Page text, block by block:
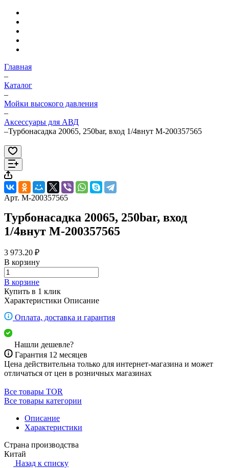
Главная
–
Каталог
–
Мойки высокого давления
–
Аксессуары для АВД
–Турбонасадка 20065, 250bar, вход 1/4внут M-200357565
Арт. M-200357565
Турбонасадка 20065, 250bar, вход
1/4внут M-200357565
3 973.20 ₽
В корзину
В корзине
Купить в 1 клик
Характеристики Описание
Оплата, доставка и гарантия
Нашли дешевле?
Гарантия 12 месяцев
Цена действительна только для интернет-магазина и может
отличаться от цен в розничных магазинах
Все товары TOR
Все товары категории
Описание
Характеристики
Страна производства
Китай
Назад к списку